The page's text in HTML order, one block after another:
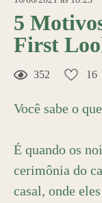
5
First
352 16
Você sabe o
É quando os
cerimônia do
casal, onde